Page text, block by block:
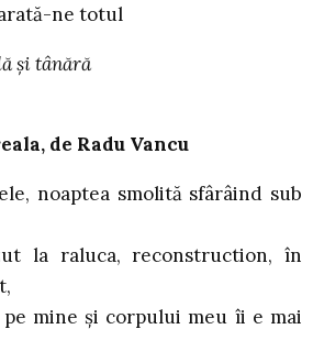
ne totul
şi tânără
de Radu Vancu
noaptea smolită sfârâind sub
la raluca, reconstruction, în
mine şi corpului meu îi e mai